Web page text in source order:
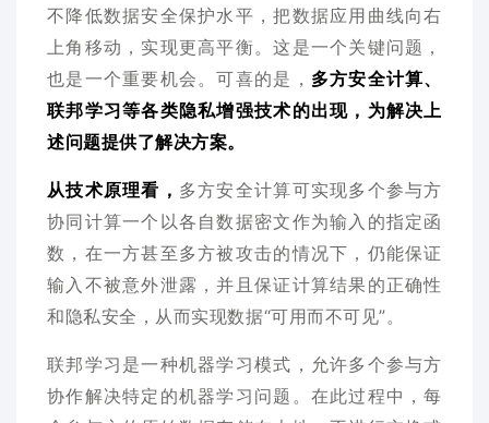
不降低数据安全保护水平，把数据应用曲线向右
上角移动，实现更高平衡。这是一个关键问题，
也是一个重要机会。可喜的是， 多方安全计算、
联邦学习等各类隐私增强技术的出现，为解决上
述问题提供了解决方案。
从技术原理看， 多方安全计算可实现多个参与方
协同计算一个以各自数据密文作为输入的指定函
数，在一方甚至多方被攻击的情况下，仍能保证
输入不被意外泄露，并且保证计算结果的正确性
和隐私安全，从而实现数据“可用而不可见”。
联邦学习是一种机器学习模式，允许多个参与方
协作解决特定的机器学习问题。在此过程中，每